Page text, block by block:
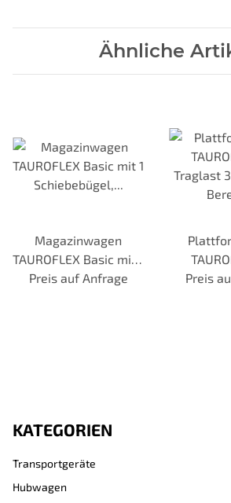
Ähnliche
Magazinwagen
TAUROFLEX Basic mit 1
Schiebebügel, Traglast
Preis auf Anfrage
Traglast
Preis
KATEGORIEN
Transportgeräte
Hubwagen